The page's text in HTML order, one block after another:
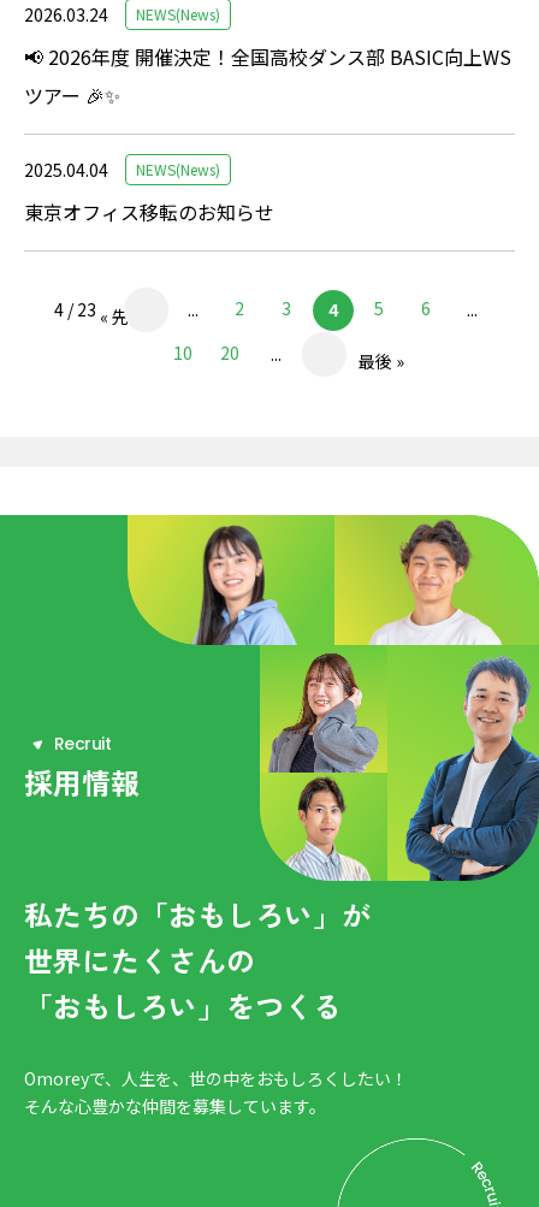
2026.03.24 NEWS(News)
📢 2026年度 開催決定！全国高校ダンス部 BASIC向上WS
ツアー 🎉✨
2025.04.04 NEWS(News)
東京オフィス移転のお知らせ
4 / 23 « 先頭 ... 2 3 4 5 6
...
10
20 ... 最後 »
Recruit
採用情報
私たちの「おもしろい」が
世界にたくさんの
「おもしろい」をつくる
Omoreyで、人生を、世の中をおもしろくしたい！
そんな心豊かな仲間を募集しています。